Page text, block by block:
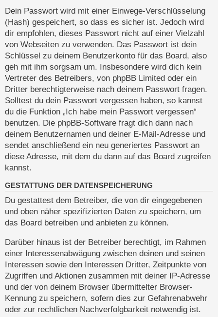
Dein Passwort wird mit einer Einwege-Verschlüsselung
(Hash) gespeichert, so dass es sicher ist. Jedoch wird
dir empfohlen, dieses Passwort nicht auf einer Vielzahl
von Webseiten zu verwenden. Das Passwort ist dein
Schlüssel zu deinem Benutzerkonto für das Board, also
geh mit ihm sorgsam um. Insbesondere wird dich kein
Vertreter des Betreibers, von phpBB Limited oder ein
Dritter berechtigterweise nach deinem Passwort fragen.
Solltest du dein Passwort vergessen haben, so kannst
du die Funktion „Ich habe mein Passwort vergessen“
benutzen. Die phpBB-Software fragt dich dann nach
deinem Benutzernamen und deiner E-Mail-Adresse und
sendet anschließend ein neu generiertes Passwort an
diese Adresse, mit dem du dann auf das Board zugreifen
kannst.
GESTATTUNG DER DATENSPEICHERUNG
Du gestattest dem Betreiber, die von dir eingegebenen
und oben näher spezifizierten Daten zu speichern, um
das Board betreiben und anbieten zu können.
Darüber hinaus ist der Betreiber berechtigt, im Rahmen
einer Interessenabwägung zwischen deinen und seinen
Interessen sowie den Interessen Dritter, Zeitpunkte von
Zugriffen und Aktionen zusammen mit deiner IP-Adresse
und der von deinem Browser übermittelter Browser-
Kennung zu speichern, sofern dies zur Gefahrenabwehr
oder zur rechtlichen Nachverfolgbarkeit notwendig ist.